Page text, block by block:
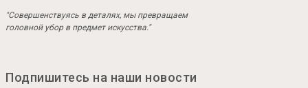
"Совершенствуясь в деталях, мы превращаем
головной убор в предмет искусства."
Подпишитесь на наши новости